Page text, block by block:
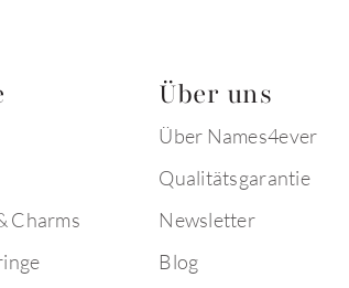
Charms
Über uns
Über Names4ever
Qualitätsgarantie
Newsletter
Blog